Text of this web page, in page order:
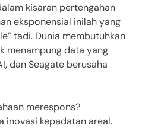
kisaran pertengahan
eksponensial inilah yang
tadi. Dunia membutuhkan
menampung data yang
dan Seagate berusaha
merespons?
inovasi kepadatan areal.